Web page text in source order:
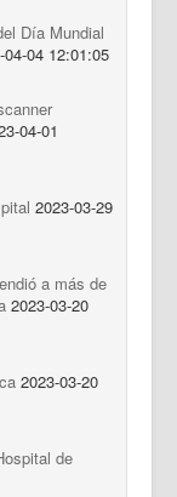
Día Mundial
04-04 12:01:05
04-01
2023-03-29
a más de
2023-03-20
2023-03-20
de